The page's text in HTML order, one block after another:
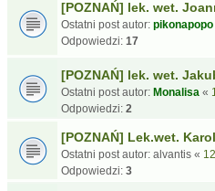
[POZNAŃ] lek. wet.
Ostatni post autor: pikonapopo
Odpowiedzi: 17
[POZNAŃ] lek. wet.
Ostatni post autor: Monalisa «
Odpowiedzi: 2
[POZNAŃ] Lek.wet.
Ostatni post autor: alvantis «
Odpowiedzi: 3